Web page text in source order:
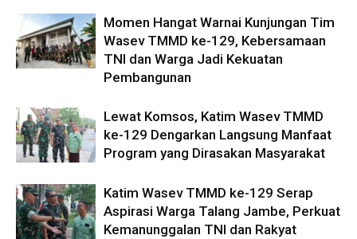
Momen Hangat Warnai Kunjungan Tim
Wasev TMMD ke-129, Kebersamaan
TNI dan Warga Jadi Kekuatan
Pembangunan
Lewat Komsos, Katim Wasev TMMD
ke-129 Dengarkan Langsung Manfaat
Program yang Dirasakan Masyarakat
Katim Wasev TMMD ke-129 Serap
Aspirasi Warga Talang Jambe, Perkuat
Kemanunggalan TNI dan Rakyat